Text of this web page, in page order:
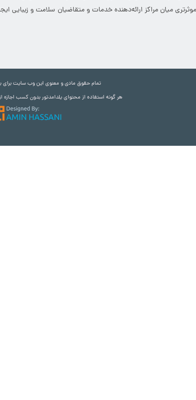
دارد به آرشیو خدمات سلامت و زیبایی ایران با رویکرد
جستجو کرده و آن‌ها را با هم مقایسه کنند. سپس با تماس مستقیم